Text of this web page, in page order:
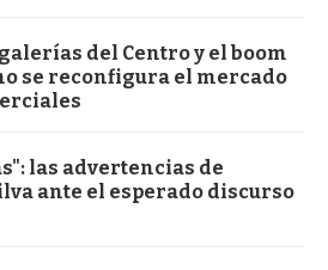
del Centro y el boom
se reconfigura el mercado
las advertencias de
ante el esperado discurso